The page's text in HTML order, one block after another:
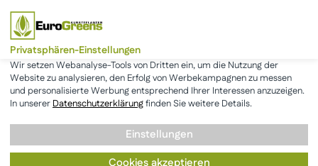
Zahlungsarten
* Alle Preise inkl. der gesetzlichen MwSt. & zzgl.Versand.
AGB Datenschutz Impressum
Privatsphären-Einstellungen
Wir setzen Webanalyse-Tools von Dritten ein, um die Nutzung der
Website zu analysieren, den Erfolg von Werbekampagnen zu messen
und personalisierte Werbung entsprechend Ihrer Interessen anzuzeigen.
In unserer Datenschutzerklärungfinden Sie weitere Details.
Cookies akzeptieren
Einstellungen